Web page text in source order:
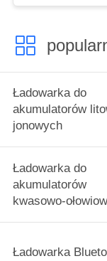
Ładowarka do
akumulatorów
jonowych
Ładowarka do
akumulatorów
kwasowo-
Ładowarka